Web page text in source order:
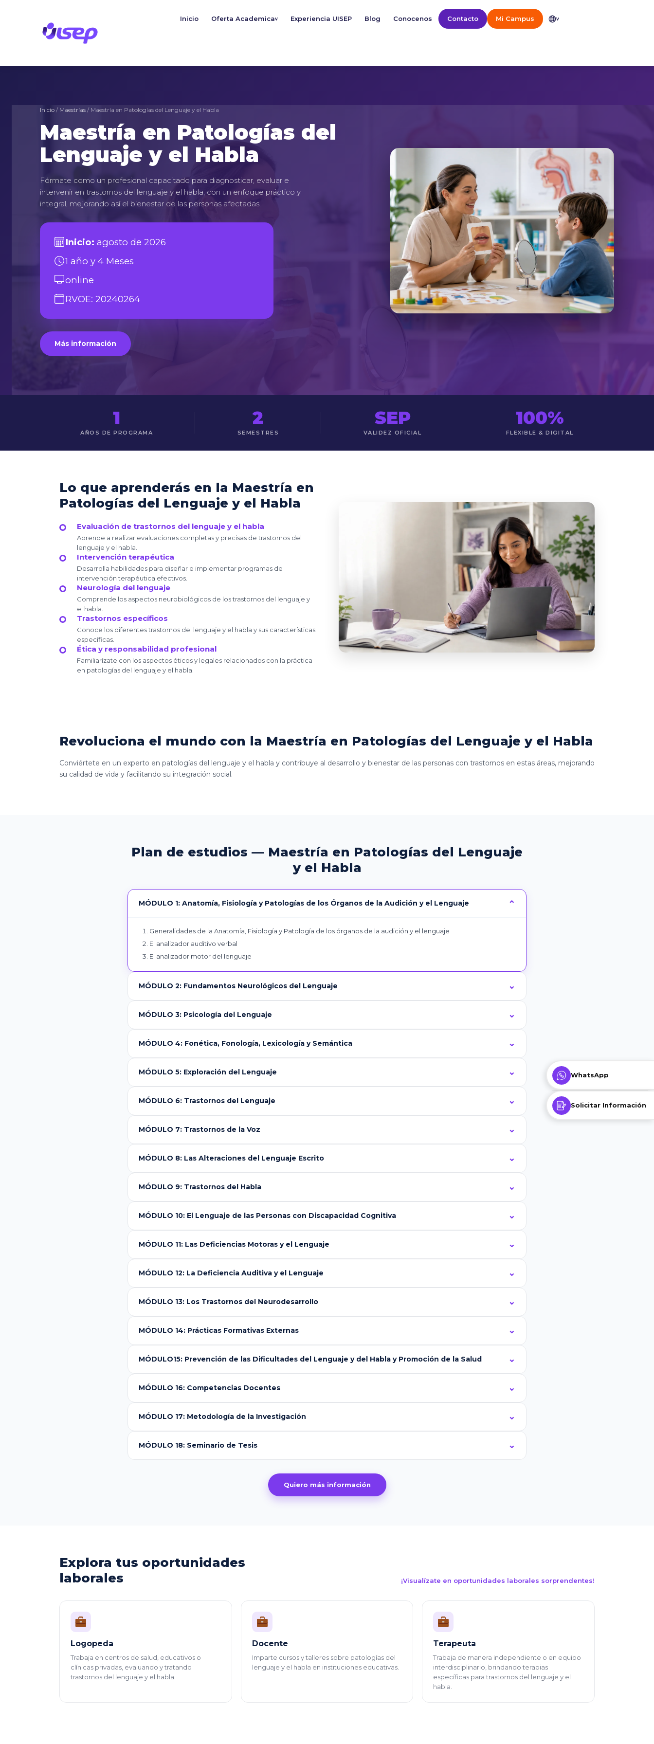
Inicio Oferta Academicav Experiencia UISEP Blog Conocenos Contacto Mi Campus v
Inicio / Maestrías / Maestría en Patologías del Lenguaje y el Habla
Maestría en Patologías del
Lenguaje y el Habla
Fórmate como un profesional capacitado para diagnosticar, evaluar e
intervenir en trastornos del lenguaje y el habla, con un enfoque práctico y
integral, mejorando así el bienestar de las personas afectadas.
Inicio: agosto de 2026
1 año y 4 Meses
online
RVOE: 20240264
Más información
1
AÑOS DE PROGRAMA
2
SEMESTRES
SEP
VALIDEZ OFICIAL
100%
FLEXIBLE & DIGITAL
Lo que aprenderás en la Maestría en
Patologías del Lenguaje y el Habla
Evaluación de trastornos del lenguaje y el habla
Aprende a realizar evaluaciones completas y precisas de trastornos del
lenguaje y el habla.
Intervención terapéutica
Desarrolla habilidades para diseñar e implementar programas de
intervención terapéutica efectivos.
Neurología del lenguaje
Comprende los aspectos neurobiológicos de los trastornos del lenguaje y
el habla.
Trastornos específicos
Conoce los diferentes trastornos del lenguaje y el habla y sus características
específicas.
Ética y responsabilidad profesional
Familiarízate con los aspectos éticos y legales relacionados con la práctica
en patologías del lenguaje y el habla.
Revoluciona el mundo con la Maestría en Patologías del Lenguaje y el Habla
Conviértete en un experto en patologías del lenguaje y el habla y contribuye al desarrollo y bienestar de las personas con trastornos en estas áreas, mejorando
su calidad de vida y facilitando su integración social.
Plan de estudios — Maestría en Patologías del Lenguaje
y el Habla
MÓDULO 1: Anatomía, Fisiología y Patologías de los Órganos de la Audición y el Lenguaje
Generalidades de la Anatomía, Fisiología y Patología de los órganos de la audición y el lenguaje
El analizador auditivo verbal
El analizador motor del lenguaje
MÓDULO 2: Fundamentos Neurológicos del Lenguaje
MÓDULO 3: Psicología del Lenguaje
MÓDULO 4: Fonética, Fonología, Lexicología y Semántica
MÓDULO 5: Exploración del Lenguaje
MÓDULO 6: Trastornos del Lenguaje
MÓDULO 7: Trastornos de la Voz
MÓDULO 8: Las Alteraciones del Lenguaje Escrito
MÓDULO 9: Trastornos del Habla
MÓDULO 10: El Lenguaje de las Personas con Discapacidad Cognitiva
MÓDULO 11: Las Deficiencias Motoras y el Lenguaje
MÓDULO 12: La Deficiencia Auditiva y el Lenguaje
MÓDULO 13: Los Trastornos del Neurodesarrollo
MÓDULO 14: Prácticas Formativas Externas
MÓDULO15: Prevención de las Dificultades del Lenguaje y del Habla y Promoción de la Salud
MÓDULO 16: Competencias Docentes
MÓDULO 17: Metodología de la Investigación
MÓDULO 18: Seminario de Tesis
Quiero más información
Explora tus oportunidades
laborales
¡Visualízate en oportunidades laborales sorprendentes!
Logopeda
Trabaja en centros de salud, educativos o
clínicas privadas, evaluando y tratando
trastornos del lenguaje y el habla.
Docente
Imparte cursos y talleres sobre patologías del
lenguaje y el habla en instituciones educativas.
Terapeuta
Trabaja de manera independiente o en equipo
interdisciplinario, brindando terapias
específicas para trastornos del lenguaje y el
habla.
WhatsApp
Solicitar Información